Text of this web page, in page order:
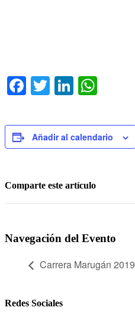
Facebook
TwitterLinkedIn
Añadir al calendario
Comparte este artículo
Navegación del Evento
Carrera Marugán 2019
Redes Sociales